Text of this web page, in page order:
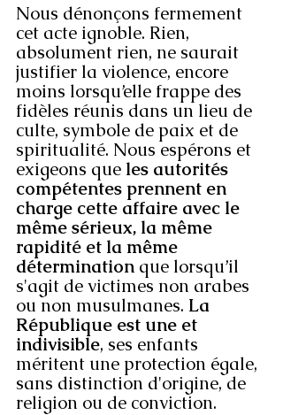
Nous dénonçons fermement
cet acte ignoble. Rien,
absolument rien, ne saurait
justifier la violence, encore
moins lorsqu’elle frappe des
fidèles réunis dans un lieu de
culte, symbole de paix et de
spiritualité. Nous espérons et
exigeons que les autorités
compétentes prennent en
charge cette affaire avec le
même sérieux, la même
rapidité et la même
détermination que lorsqu’il
s'agit de victimes non arabes
ou non musulmanes. La
République est une et
indivisible, ses enfants
méritent une protection égale,
sans distinction d'origine, de
religion ou de conviction.